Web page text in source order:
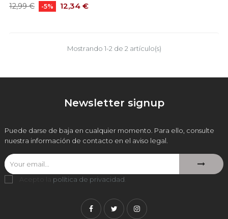
Precio
12,99 € -5% Precio
12,34 €
Mostrando 1-2 de 2 artículo(s)
Newsletter signup
Puede darse de baja en cualquier momento. Para ello, consulte
nuestra información de contacto en el aviso legal.
Acepto la política de privacidad
FacebookTwitterInstagram